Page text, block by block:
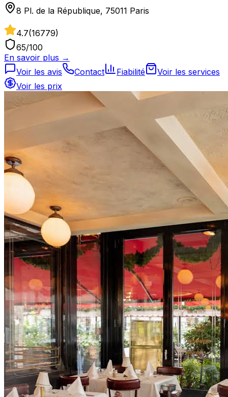
8 Pl. de la République, 75011 Paris
4.7(16779)
65/100
En savoir plus →
Voir les avis
Contact Fiabilité
Voir les services
Voir les prix